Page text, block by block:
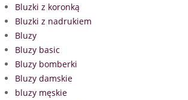
Bluzki z koronką
Bluzki z nadrukiem
Bluzy
Bluzy basic
Bluzy bomberki
Bluzy damskie
bluzy męskie